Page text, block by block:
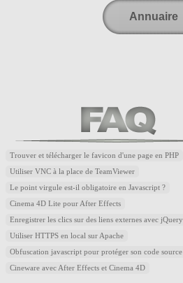
Annuaire
Trouver et télécharger le favicon d'une page en PHP
Utiliser VNC à la place de TeamViewer
Le point virgule est-il obligatoire en Javascript ?
Cinema 4D Lite pour After Effects
Enregistrer les clics sur des liens externes avec jQuery
Utiliser HTTPS en local sur Apache
Obfuscation javascript pour protéger son code source
Cineware avec After Effects et Cinema 4D